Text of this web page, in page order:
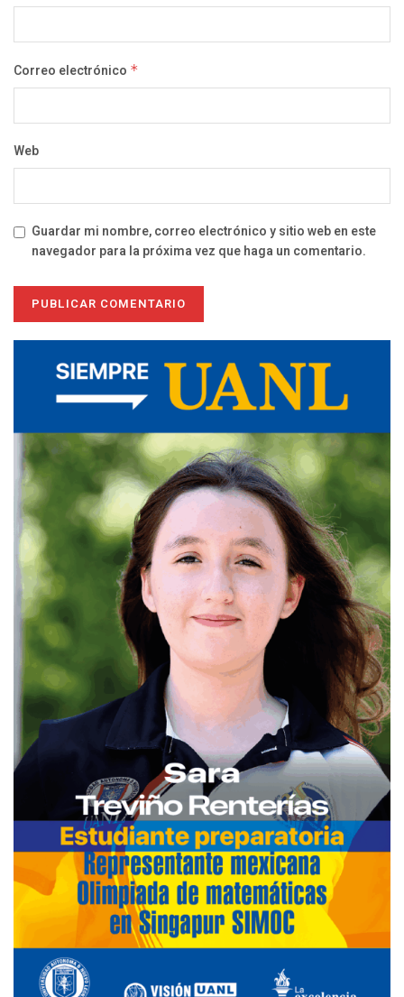
Correo electrónico *
Web
Guardar mi nombre, correo electrónico y sitio web en este
navegador para la próxima vez que haga un comentario.